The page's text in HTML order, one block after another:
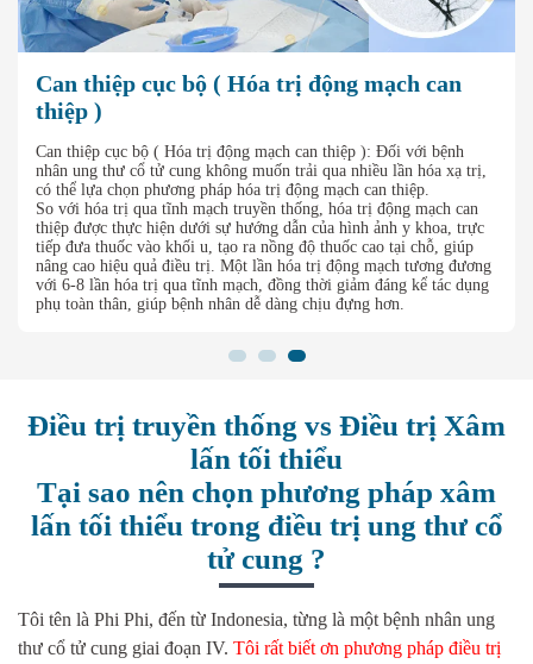
Can thiệp cục bộ ( Hóa trị động mạch can
thiệp )
Can thiệp cục bộ ( Hóa trị động mạch can thiệp ): Đối với bệnh
nhân ung thư cổ tử cung không muốn trải qua nhiều lần hóa xạ trị,
có thể lựa chọn phương pháp hóa trị động mạch can thiệp.
So với hóa trị qua tĩnh mạch truyền thống, hóa trị động mạch can
thiệp được thực hiện dưới sự hướng dẫn của hình ảnh y khoa, trực
tiếp đưa thuốc vào khối u, tạo ra nồng độ thuốc cao tại chỗ, giúp
nâng cao hiệu quả điều trị. Một lần hóa trị động mạch tương đương
với 6-8 lần hóa trị qua tĩnh mạch, đồng thời giảm đáng kể tác dụng
phụ toàn thân, giúp bệnh nhân dễ dàng chịu đựng hơn.
Điều trị truyền thống vs Điều trị Xâm
lấn tối thiểu
Tại sao nên chọn phương pháp xâm
lấn tối thiểu trong điều trị ung thư cổ
tử cung ?
Tôi tên là Phi Phi, đến từ Indonesia, từng là một bệnh nhân ung
thư cổ tử cung giai đoạn IV. Tôi rất biết ơn phương pháp điều trị